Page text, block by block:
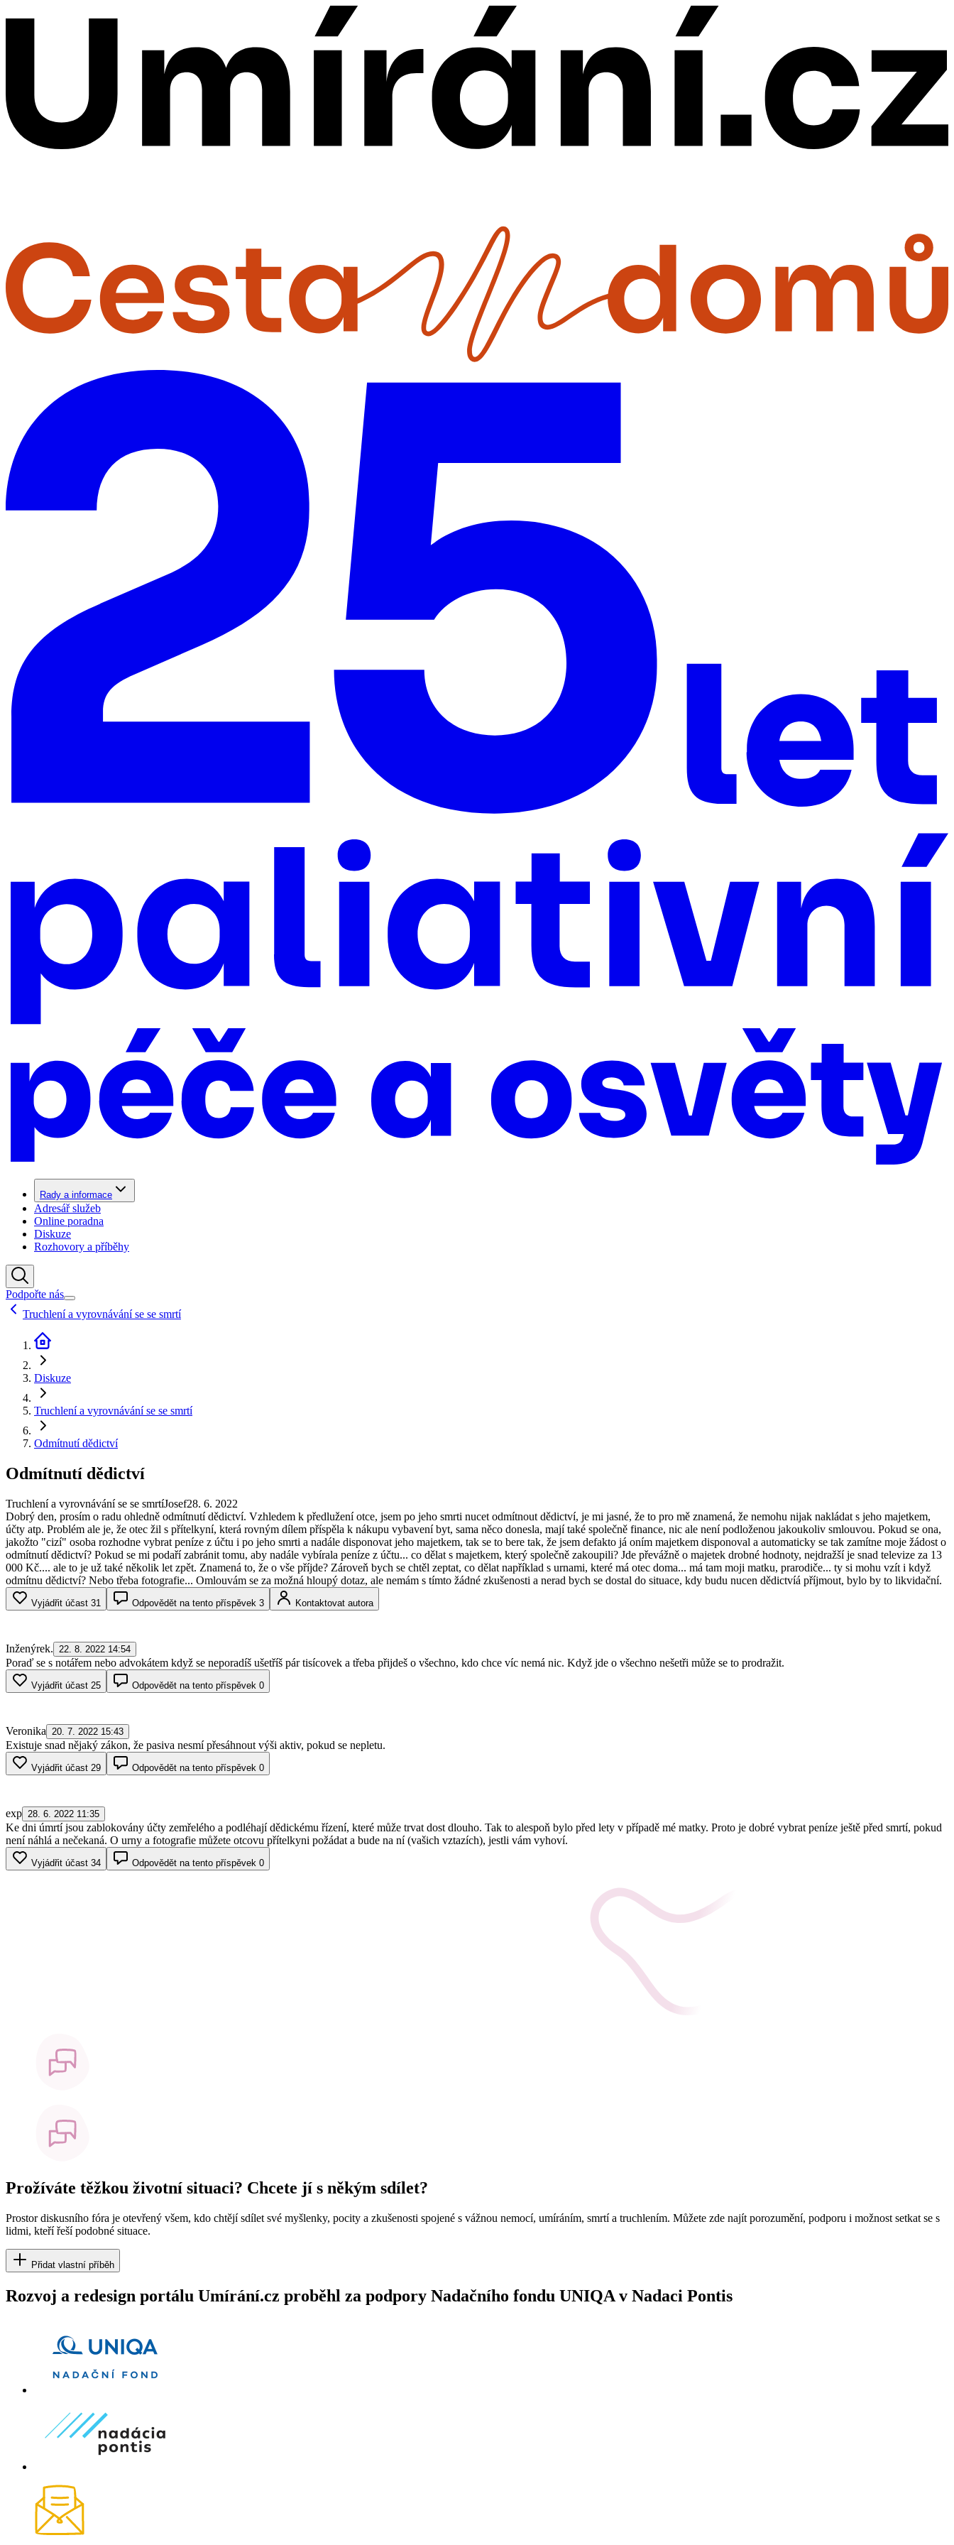
Rady a informace
Adresář služeb
Online poradna
Diskuze
Rozhovory a příběhy
Podpořte nás
Truchlení a vyrovnávání se se smrtí
Diskuze
Truchlení a vyrovnávání se se smrtí
Odmítnutí dědictví
Odmítnutí dědictví
Truchlení a vyrovnávání se se smrtíJosef28. 6. 2022
Dobrý den, prosím o radu ohledně odmítnutí dědictví. Vzhledem k předlužení otce, jsem po jeho smrti nucet odmítnout dědictví, je mi jasné, že to pro mě znamená, že nemohu nijak nakládat s jeho majetkem,
účty atp. Problém ale je, že otec žil s přítelkyní, která rovným dílem příspěla k nákupu vybavení byt, sama něco donesla, mají také společně finance, nic ale není podloženou jakoukoliv smlouvou. Pokud se ona,
jakožto "cizí" osoba rozhodne vybrat peníze z účtu i po jeho smrti a nadále disponovat jeho majetkem, tak se to bere tak, že jsem defakto já oním majetkem disponoval a automaticky se tak zamítne moje žádost o
odmítnutí dědictví? Pokud se mi podaří zabránit tomu, aby nadále vybírala peníze z účtu... co dělat s majetkem, který společně zakoupili? Jde převážně o majetek drobné hodnoty, nejdražší je snad televize za 13
000 Kč.... ale to je už také několik let zpět. Znamená to, že o vše příjde? Zároveň bych se chtěl zeptat, co dělat například s urnami, které má otec doma... má tam moji matku, prarodiče... ty si mohu vzít i když
odmítnu dědictví? Nebo třeba fotografie... Omlouvám se za možná hloupý dotaz, ale nemám s tímto žádné zkušenosti a nerad bych se dostal do situace, kdy budu nucen dědictvíá příjmout, bylo by to likvidační.
Vyjádřit účast 31 Odpovědět na tento příspěvek 3 Kontaktovat autora
Inženýrek. 22. 8. 2022 14:54
Poraď se s notářem nebo advokátem když se neporadíš ušetříš pár tisícovek a třeba přijdeš o všechno, kdo chce víc nemá nic. Když jde o všechno nešetři může se to prodražit.
Vyjádřit účast 25 Odpovědět na tento příspěvek 0
Veronika 20. 7. 2022 15:43
Existuje snad nějaký zákon, že pasiva nesmí přesáhnout výši aktiv, pokud se nepletu.
Vyjádřit účast 29 Odpovědět na tento příspěvek 0
exp 28. 6. 2022 11:35
Ke dni úmrtí jsou zablokovány účty zemřelého a podléhají dědickému řízení, které může trvat dost dlouho. Tak to alespoň bylo před lety v případě mé matky. Proto je dobré vybrat peníze ještě před smrtí, pokud
není náhlá a nečekaná. O urny a fotografie můžete otcovu přítelkyni požádat a bude na ní (vašich vztazích), jestli vám vyhoví.
Vyjádřit účast 34 Odpovědět na tento příspěvek 0
Prožíváte těžkou životní situaci? Chcete jí s někým sdílet?
Prostor diskusního fóra je otevřený všem, kdo chtějí sdílet své myšlenky, pocity a zkušenosti spojené s vážnou nemocí, umíráním, smrtí a truchlením. Můžete zde najít porozumění, podporu i možnost setkat se s
lidmi, kteří řeší podobné situace.
Přidat vlastní příběh
Rozvoj a redesign portálu Umírání.cz proběhl za podpory Nadačního fondu UNIQA v Nadaci Pontis